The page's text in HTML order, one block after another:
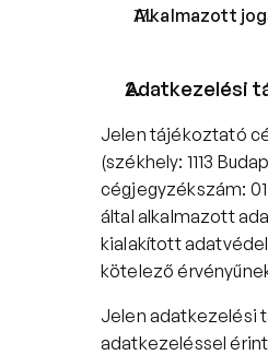
Alkalmazott
Adatkezelési
Jelen tájékoztató
(székhely: 1113
cégjegyzékszám:
által alkalmazott
kialakított
kötelező
Jelen adatkezelési
adatkezeléssel